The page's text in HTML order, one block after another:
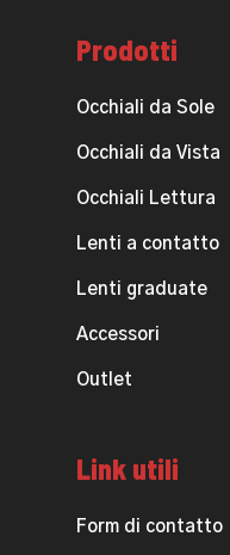
Prodotti
Occhiali da Sole
Occhiali da Vista
Occhiali Lettura
Lenti a contatto
Lenti graduate
Accessori
Outlet
Link utili
Form di contatto